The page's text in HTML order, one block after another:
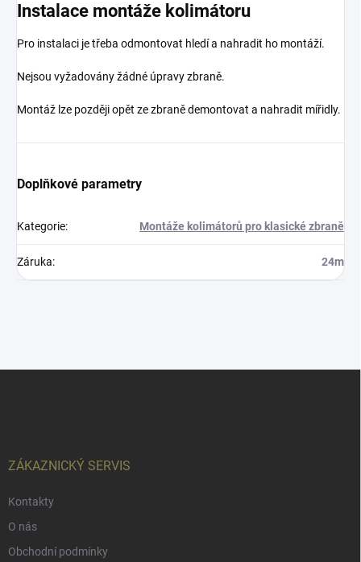
Instalace montáže kolimátoru
Pro instalaci je třeba odmontovat hledí a nahradit ho montáží.
Nejsou vyžadovány žádné úpravy zbraně.
Montáž lze později opět ze zbraně demontovat a nahradit mířidly.
Doplňkové parametry
Kategorie: Montáže kolimátorů pro klasické zbraně
Záruka: 24m
ZÁKAZNICKÝ SERVIS
Kontakty
O nás
Obchodní podmínky